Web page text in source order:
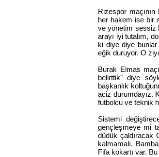
Rizespor
her hakem ise bir
ve yönetim sessiz
arayı iyi tutalım,
ki diye diye bunlar
eğik duruyor. O
Burak Elmas
belirttik" diye
başkanlık
aciz durumdayız.
futbolcu ve teknik
Sistemi
gençleşmeye mi
düdük çaldıracak
kalmamalı.
Fifa kokartı var.